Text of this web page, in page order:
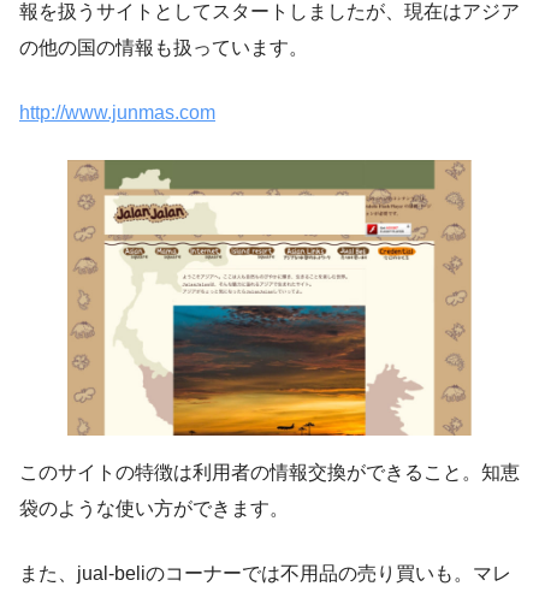
報を扱うサイトとしてスタートしましたが、現在はアジア
の他の国の情報も扱っています。
http://www.junmas.com
このサイトの特徴は利用者の情報交換ができること。知恵
袋のような使い方ができます。
また、jual-beliのコーナーでは不用品の売り買いも。マレ